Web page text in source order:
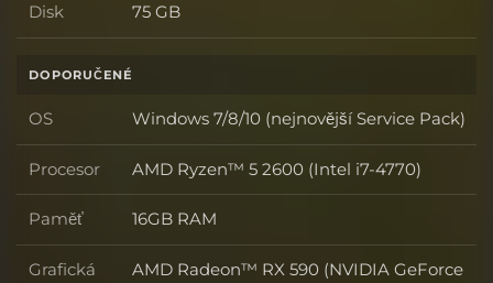
Disk Disk
75 GB
DOPORUČENÉ
OS OS
Windows 7/8/10 (nejnovější Service Pack)
Procesor Procesor
AMD Ryzen™ 5 2600 (Intel i7-4770)
Paměť Paměť
16GB RAM
Grafická
AMD Radeon™ RX 590 (NVIDIA GeForce